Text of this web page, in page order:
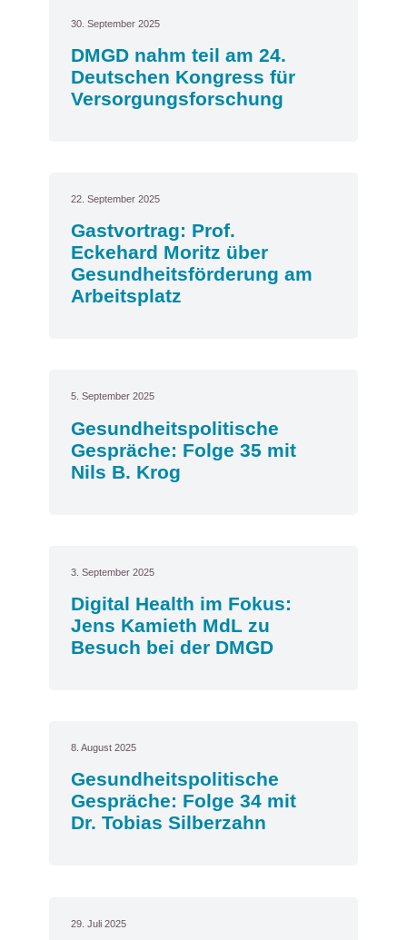
30. September 2025
DMGD nahm teil am 24.
Deutschen Kongress für
Versorgungsforschung
22. September 2025
Gastvortrag: Prof.
Eckehard Moritz über
Gesundheitsförderung am
Arbeitsplatz
5. September 2025
Gesundheitspolitische
Gespräche: Folge 35 mit
Nils B. Krog
3. September 2025
Digital Health im Fokus:
Jens Kamieth MdL zu
Besuch bei der DMGD
8. August 2025
Gesundheitspolitische
Gespräche: Folge 34 mit
Dr. Tobias Silberzahn
29. Juli 2025